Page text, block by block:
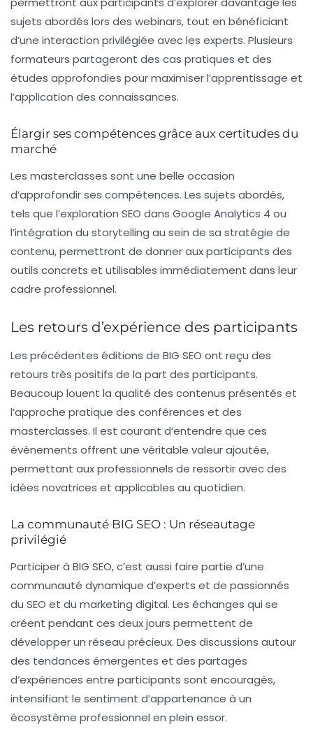
sujets abordés lors des webinars, tout en bénéficiant
d’une interaction privilégiée avec les experts. Plusieurs
formateurs partageront des cas pratiques et des
études approfondies pour maximiser l’apprentissage et
l’application des connaissances.
Élargir ses compétences grâce aux certitudes du
marché
Les masterclasses sont une belle occasion
d’approfondir ses compétences. Les sujets abordés,
tels que l’exploration SEO dans Google Analytics 4 ou
l’intégration du storytelling au sein de sa stratégie de
contenu, permettront de donner aux participants des
outils concrets et utilisables immédiatement dans leur
cadre professionnel.
Les retours d’expérience des participants
Les précédentes éditions de BIG SEO ont reçu des
retours très positifs de la part des participants.
Beaucoup louent la qualité des contenus présentés et
l’approche pratique des conférences et des
masterclasses. Il est courant d’entendre que ces
événements offrent une véritable valeur ajoutée,
permettant aux professionnels de ressortir avec des
idées novatrices et applicables au quotidien.
La communauté BIG SEO : Un réseautage
privilégié
Participer à BIG SEO, c’est aussi faire partie d’une
communauté dynamique d’experts et de passionnés
du SEO et du marketing digital. Les échanges qui se
créent pendant ces deux jours permettent de
développer un réseau précieux. Des discussions autour
des tendances émergentes et des partages
d’expériences entre participants sont encouragés,
intensifiant le sentiment d’appartenance à un
écosystème professionnel en plein essor.